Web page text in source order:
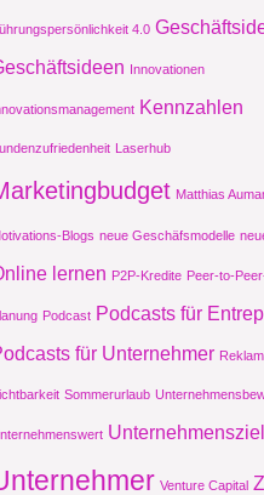
4.0
Innovationen
Kennzahlen
Laserhub
Matthias
Blogs neue Geschäfsmodelle
lernen P2P-Kredite Peer-to-
Podcast Podcasts für
für Unternehmer
Sommerurlaub
Venture Capital